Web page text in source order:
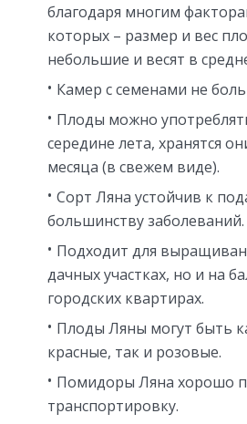
благодаря многим
которых – размер и вес
небольшие и весят в
Камер с семенами не
Плоды можно
середине лета, хранятся
месяца (в свежем виде).
Сорт Ляна устойчив к
большинству заболеваний.
Подходит для
дачных участках, но и на
городских квартирах.
Плоды Ляны могут быть
красные, так и розовые.
Помидоры Ляна хорошо
транспортировку.